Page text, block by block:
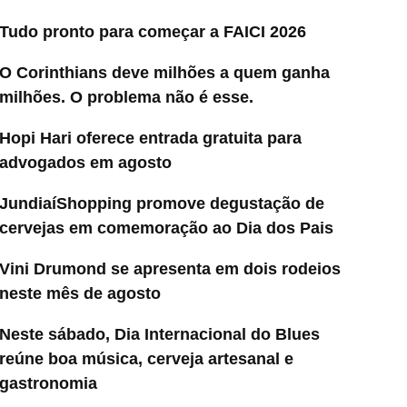
Tudo pronto para começar a FAICI 2026
O Corinthians deve milhões a quem ganha
milhões. O problema não é esse.
Hopi Hari oferece entrada gratuita para
advogados em agosto
JundiaíShopping promove degustação de
cervejas em comemoração ao Dia dos Pais
Vini Drumond se apresenta em dois rodeios
neste mês de agosto
Neste sábado, Dia Internacional do Blues
reúne boa música, cerveja artesanal e
gastronomia